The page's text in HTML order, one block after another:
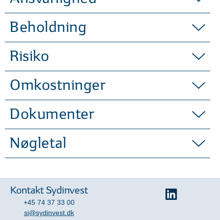
Beholdning
Risiko
Omkostninger
Dokumenter
Nøgletal
Kontakt Sydinvest
+45 74 37 33 00
si@sydinvest.dk